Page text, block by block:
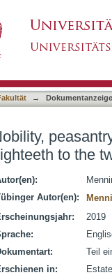
→ Dokumentanzeige
to the
Autor(en):
2019
Teil
in: